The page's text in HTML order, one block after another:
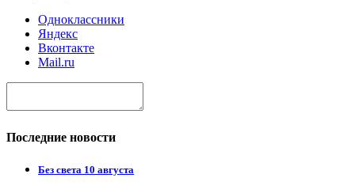
Одноклассники
Яндекс
Вконтакте
Mail.ru
Последние новости
Без света 10 августа